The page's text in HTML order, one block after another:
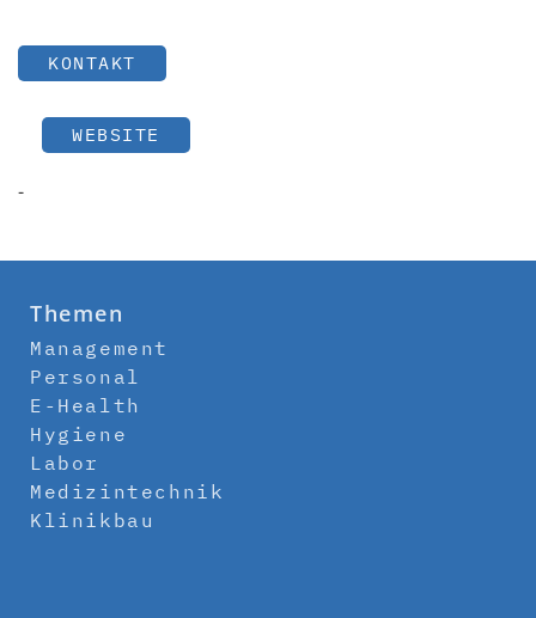
KONTAKT
WEBSITE
-
Themen
Management
Personal
E-Health
Hygiene
Labor
Medizintechnik
Klinikbau